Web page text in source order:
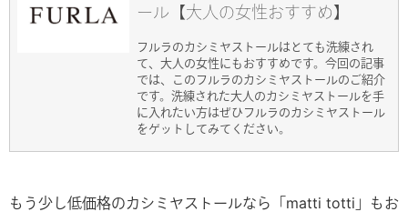
ール【大人の女性おすすめ】
フルラのカシミヤストールはとても洗練され
て、大人の女性にもおすすめです。今回の記事
では、このフルラのカシミヤストールのご紹介
です。洗練された大人のカシミヤストールを手
に入れたい方はぜひフルラのカシミヤストール
をゲットしてみてください。
もう少し低価格のカシミヤストールなら「matti totti」もお